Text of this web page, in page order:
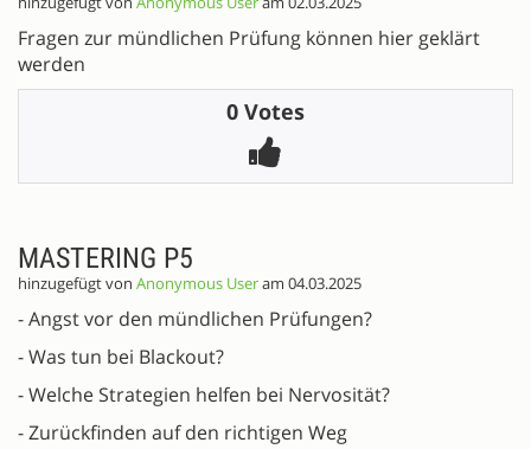
Fragen zur mündlichen Prüfung können hier geklärt
werden
0 Votes
MASTERING P5
hinzugefügt von Anonymous Useram 04.03.2025
- Angst vor den mündlichen Prüfungen?
- Was tun bei Blackout?
- Welche Strategien helfen bei Nervosität?
- Zurückfinden auf den richtigen Weg